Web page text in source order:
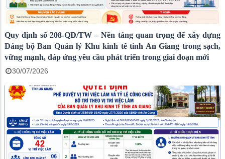
Quy định số 208-QĐ/TW – Nền tảng quan trọng để xây dựng
Đảng bộ Ban Quản lý Khu kinh tế tỉnh An Giang trong sạch,
vững mạnh, đáp ứng yêu cầu phát triển trong giai đoạn mới
30/07/2026